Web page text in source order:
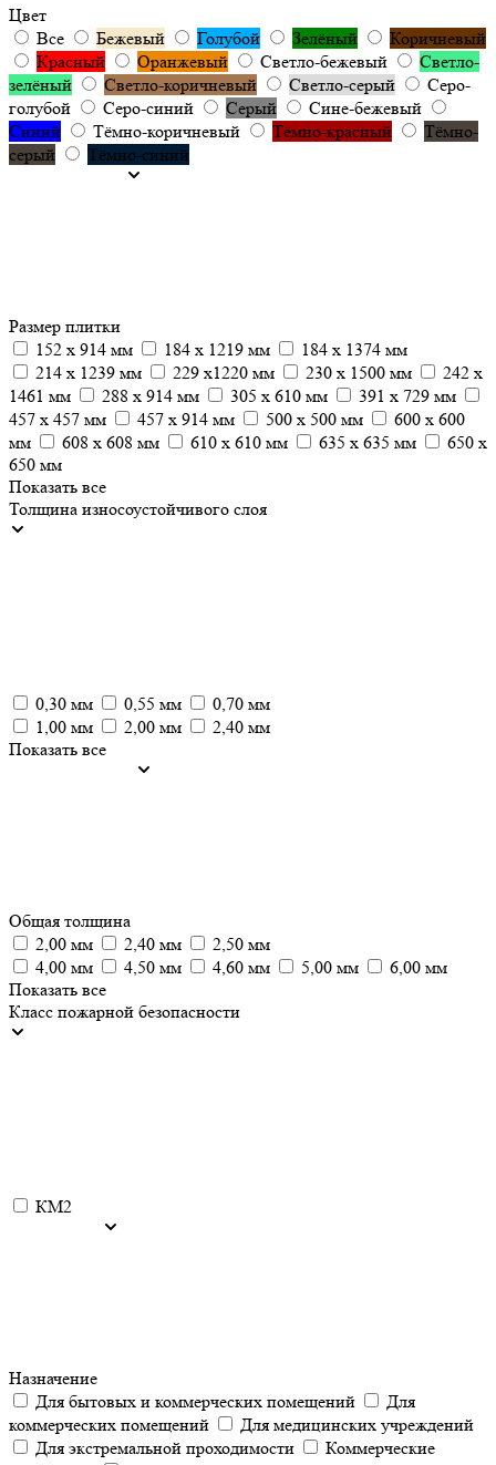
Цвет
Все
Бежевый Голубой Зелёный
Коричневый
Красный
Оранжевый Светло-бежевый
Светло-
зелёный
Светло-коричневый Светло-серый
Серо-
голубой
Серо-синий Серый
Сине-бежевый
Синий
Тёмно-коричневый Тёмно-красный
Тёмно-
серый
Тёмно-синий
Размер плитки
152 x 914 мм
184 x 1219 мм
184 x 1374 мм
214 x 1239 мм
229 x1220 мм 230 x 1500 мм
242 x
1461 мм
288 x 914 мм 305 х 610 мм
391 x 729 мм
457 x 457 мм
457 х 914 мм 500 x 500 мм
600 x 600
мм
608 х 608 мм 610 x 610 мм 635 x 635 мм
650 х
650 мм
Показать все
Толщина износоустойчивого слоя
0,30 мм 0,55 мм
0,70 мм
1,00 мм
2,00 мм
2,40 мм
Показать все
Общая толщина
2,00 мм
2,40 мм
2,50 мм
4,00 мм
4,50 мм 4,60 мм 5,00 мм
6,00 мм
Показать все
Класс пожарной безопасности
КМ2
Назначение
Для бытовых и коммерческих помещений
Для
коммерческих помещений
Для медицинских учреждений
Для экстремальной проходимости
Коммерческие